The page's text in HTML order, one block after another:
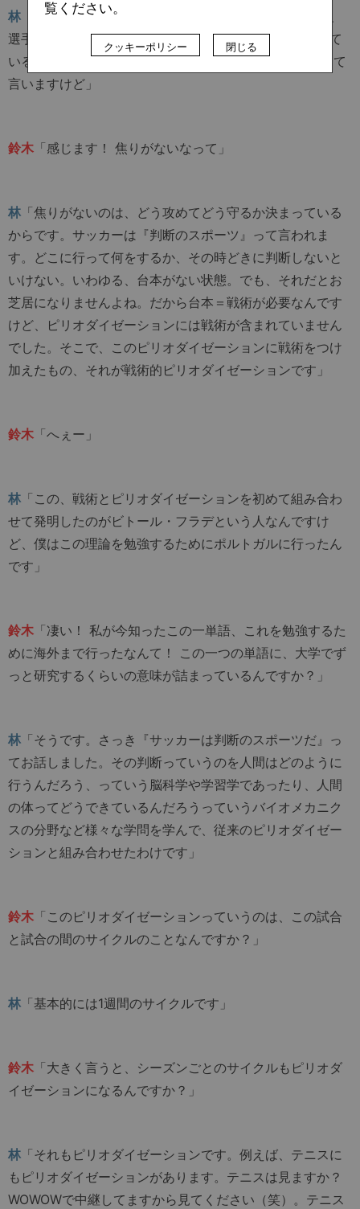
林 「いいチームは入っています。例えばバルセロナって、
選手全員がサッカーっていうスポーツを同じように考えて
いるなって感じがしませんか？ コンビネーションとかって
言いますけど」
鈴木 「感じます！ 焦りがないなって」
林 「焦りがないのは、どう攻めてどう守るか決まっている
からです。サッカーは『判断のスポーツ』って言われま
す。どこに行って何をするか、その時どきに判断しないと
いけない。いわゆる、台本がない状態。でも、それだとお
芝居になりませんよね。だから台本＝戦術が必要なんです
けど、ピリオダイゼーションには戦術が含まれていません
でした。そこで、このピリオダイゼーションに戦術をつけ
加えたもの、それが戦術的ピリオダイゼーションです」
鈴木 「へぇー」
林 「この、戦術とピリオダイゼーションを初めて組み合わ
せて発明したのがビトール・フラデという人なんですけ
ど、僕はこの理論を勉強するためにポルトガルに行ったん
です」
鈴木 「凄い！ 私が今知ったこの一単語、これを勉強するた
めに海外まで行ったなんて！ この一つの単語に、大学でず
っと研究するくらいの意味が詰まっているんですか？」
林 「そうです。さっき『サッカーは判断のスポーツだ』っ
てお話しました。その判断っていうのを人間はどのように
行うんだろう、っていう脳科学や学習学であったり、人間
の体ってどうできているんだろうっていうバイオメカニク
スの分野など様々な学問を学んで、従来のピリオダイゼー
ションと組み合わせたわけです」
鈴木 「このピリオダイゼーションっていうのは、この試合
と試合の間のサイクルのことなんですか？」
林 「基本的には1週間のサイクルです」
鈴木 「大きく言うと、シーズンごとのサイクルもピリオダ
イゼーションになるんですか？」
林 「それもピリオダイゼーションです。例えば、テニスに
もピリオダイゼーションがあります。テニスは見ますか？
WOWOWで中継してますから見てください（笑）。テニス
覧ください。
クッキーポリシー 閉じる